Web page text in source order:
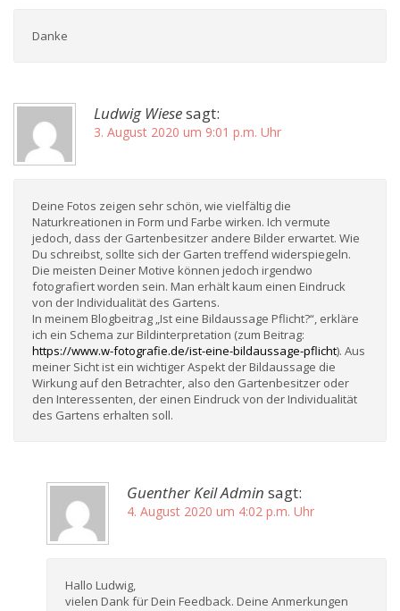
Danke
Ludwig Wiesesagt:
3. August 2020 um 9:01 p.m. Uhr
Deine Fotos zeigen sehr schön, wie vielfältig die
Naturkreationen in Form und Farbe wirken. Ich vermute
jedoch, dass der Gartenbesitzer andere Bilder erwartet. Wie
Du schreibst, sollte sich der Garten treffend widerspiegeln.
Die meisten Deiner Motive können jedoch irgendwo
fotografiert worden sein. Man erhält kaum einen Eindruck
von der Individualität des Gartens.
In meinem Blogbeitrag „Ist eine Bildaussage Pflicht?“, erkläre
ich ein Schema zur Bildinterpretation (zum Beitrag:
https://www.w-fotografie.de/ist-eine-bildaussage-pflicht). Aus
meiner Sicht ist ein wichtiger Aspekt der Bildaussage die
Wirkung auf den Betrachter, also den Gartenbesitzer oder
den Interessenten, der einen Eindruck von der Individualität
des Gartens erhalten soll.
Guenther Keil Admin sagt:
4. August 2020 um 4:02 p.m. Uhr
Hallo Ludwig,
vielen Dank für Dein Feedback. Deine Anmerkungen